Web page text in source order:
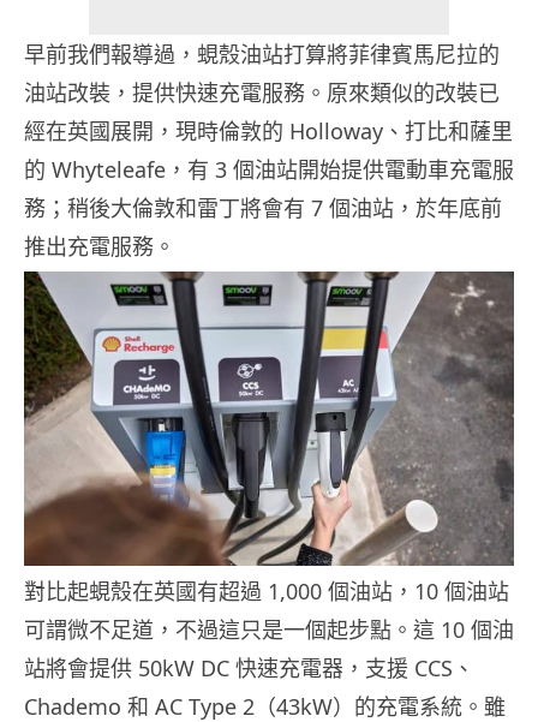
早前我們報導過，蜆殼油站打算將菲律賓馬尼拉的
油站改裝，提供快速充電服務。原來類似的改裝已
經在英國展開，現時倫敦的 Holloway、打比和薩里
的 Whyteleafe，有 3 個油站開始提供電動車充電服
務；稍後大倫敦和雷丁將會有 7 個油站，於年底前
推出充電服務。
對比起蜆殼在英國有超過 1,000 個油站，10 個油站
可謂微不足道，不過這只是一個起步點。這 10 個油
站將會提供 50kW DC 快速充電器，支援 CCS、
Chademo 和 AC Type 2（43kW）的充電系統。雖